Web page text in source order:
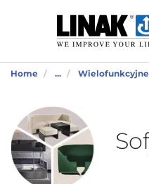
Home ... Wielofunkcyjne